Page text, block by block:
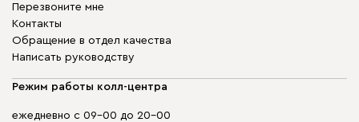
Перезвоните мне
Контакты
Обращение в отдел качества
Написать руководству
Режим работы колл-центра
ежедневно с 09-00 до 20-00